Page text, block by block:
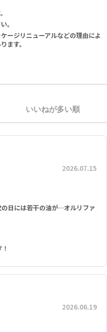
ニアエキス 250mg、キトサン 1
。
ージリニューアルなどの理由によ
ます。
いいねが多い順
2026.07.15
日には若干の油が…オルリファ
2026.06.19